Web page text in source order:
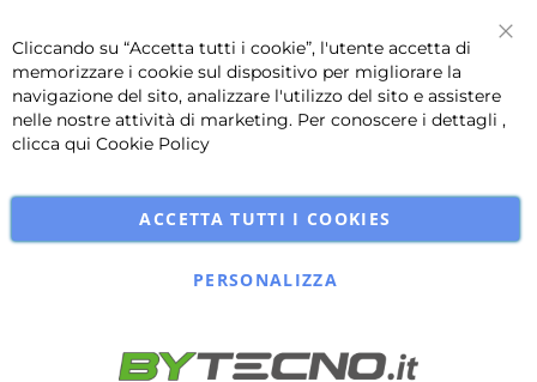
Cliccando su “Accetta tutti i cookie”, l'utente accetta di
memorizzare i cookie sul dispositivo per migliorare la
navigazione del sito, analizzare l'utilizzo del sito e assistere
nelle nostre attività di marketing. Per conoscere i dettagli ,
clicca qui Cookie Policy
ACCETTA TUTTI I COOKIES
PERSONALIZZA